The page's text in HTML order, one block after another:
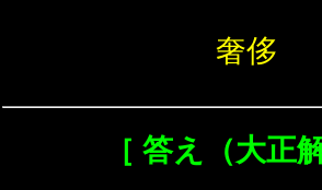
奢侈
［ 答え（大正